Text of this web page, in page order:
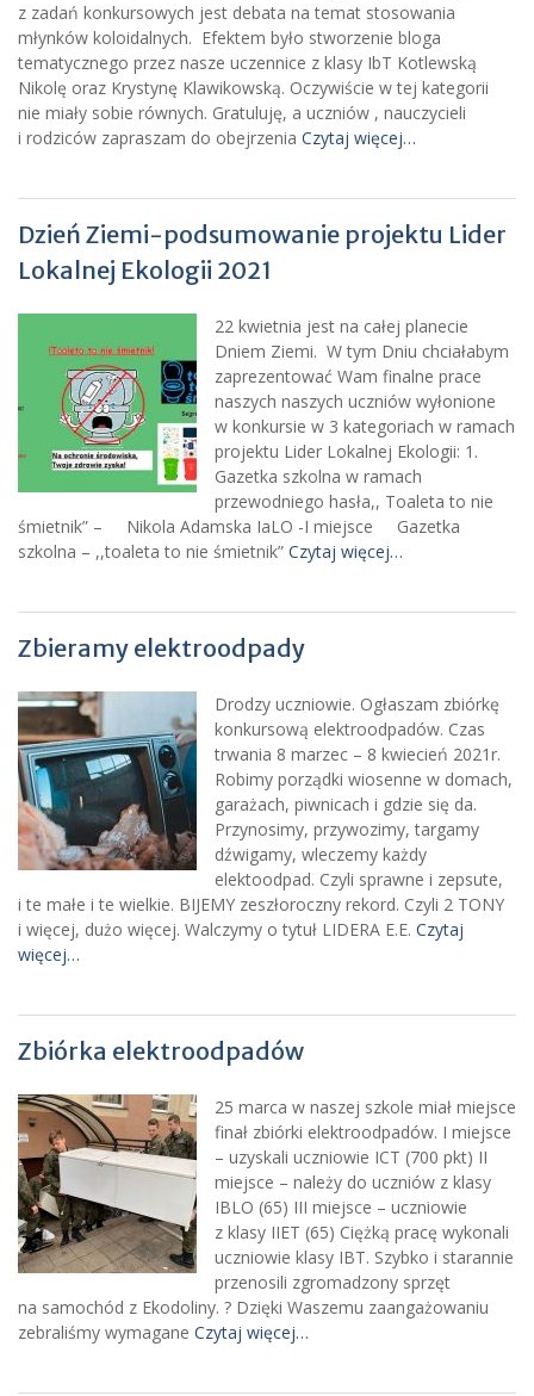
z zadań konkursowych jest debata na temat stosowania
młynków koloidalnych. Efektem było stworzenie bloga
tematycznego przez nasze uczennice z klasy IbT Kotlewską
Nikolę oraz Krystynę Klawikowską. Oczywiście w tej kategorii
nie miały sobie równych. Gratuluję, a uczniów , nauczycieli
i rodziców zapraszam do obejrzenia Czytaj więcej…
Dzień Ziemi-podsumowanie projektu Lider
Lokalnej Ekologii 2021
22 kwietnia jest na całej planecie
Dniem Ziemi. W tym Dniu chciałabym
zaprezentować Wam finalne prace
naszych naszych uczniów wyłonione
w konkursie w 3 kategoriach w ramach
projektu Lider Lokalnej Ekologii: 1.
Gazetka szkolna w ramach
przewodniego hasła,, Toaleta to nie
śmietnik” – Nikola Adamska IaLO -I miejsce Gazetka
szkolna – ,,toaleta to nie śmietnik” Czytaj więcej…
Zbieramy elektroodpady
Drodzy uczniowie. Ogłaszam zbiórkę
konkursową elektroodpadów. Czas
trwania 8 marzec – 8 kwiecień 2021r.
Robimy porządki wiosenne w domach,
garażach, piwnicach i gdzie się da.
Przynosimy, przywozimy, targamy
dźwigamy, wleczemy każdy
elektoodpad. Czyli sprawne i zepsute,
i te małe i te wielkie. BIJEMY zeszłoroczny rekord. Czyli 2 TONY
i więcej, dużo więcej. Walczymy o tytuł LIDERA E.E. Czytaj
więcej…
Zbiórka elektroodpadów
25 marca w naszej szkole miał miejsce
finał zbiórki elektroodpadów. I miejsce
– uzyskali uczniowie ICT (700 pkt) II
miejsce – należy do uczniów z klasy
IBLO (65) III miejsce – uczniowie
z klasy IIET (65) Ciężką pracę wykonali
uczniowie klasy IBT. Szybko i starannie
przenosili zgromadzony sprzęt
na samochód z Ekodoliny. ️‍? Dzięki Waszemu zaangażowaniu
zebraliśmy wymagane Czytaj więcej…